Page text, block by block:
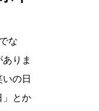
な
りま
の日
」とか